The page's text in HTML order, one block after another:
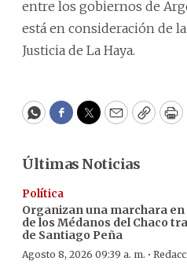
entre los gobiernos de
está en consideración de
Justicia de La Haya.
WhatsApp
Facebook
Twitter
EmailCopy
Últimas Noticias
Política
Organizan una marchara
de los Médanos del Chaco
de Santiago Peña
Agosto 8, 2026 09:39 a. m. ·